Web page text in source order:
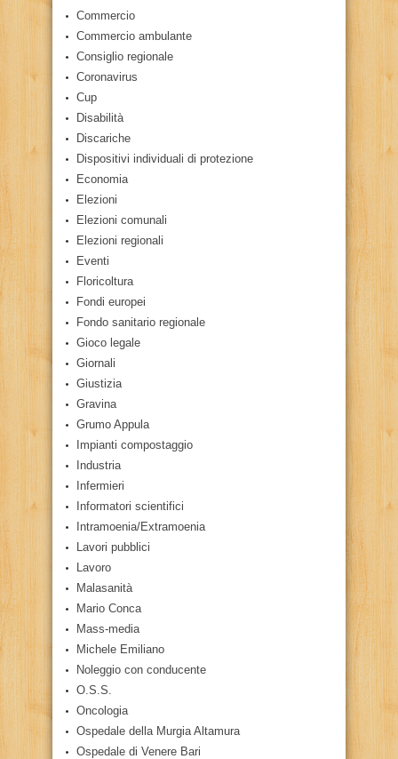
Commercio
Commercio ambulante
Consiglio regionale
Coronavirus
Cup
Disabilità
Discariche
Dispositivi individuali di protezione
Economia
Elezioni
Elezioni comunali
Elezioni regionali
Eventi
Floricoltura
Fondi europei
Fondo sanitario regionale
Gioco legale
Giornali
Giustizia
Gravina
Grumo Appula
Impianti compostaggio
Industria
Infermieri
Informatori scientifici
Intramoenia/Extramoenia
Lavori pubblici
Lavoro
Malasanità
Mario Conca
Mass-media
Michele Emiliano
Noleggio con conducente
O.S.S.
Oncologia
Ospedale della Murgia Altamura
Ospedale di Venere Bari